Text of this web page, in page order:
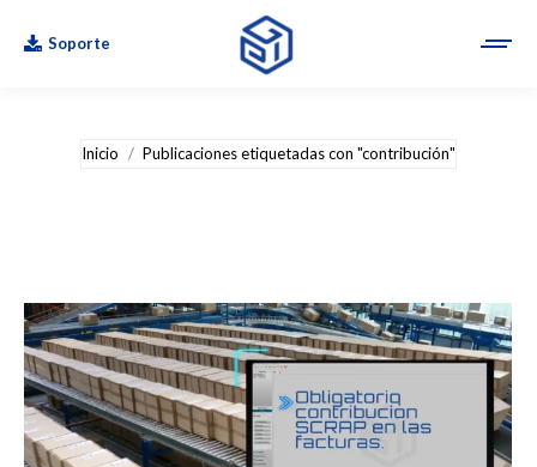
Soporte
Inicio Publicaciones etiquetadas con "contribución"